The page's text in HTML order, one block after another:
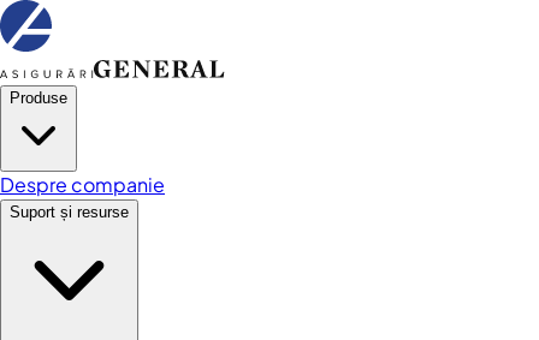
Produse
Despre companie
Suport și resurse